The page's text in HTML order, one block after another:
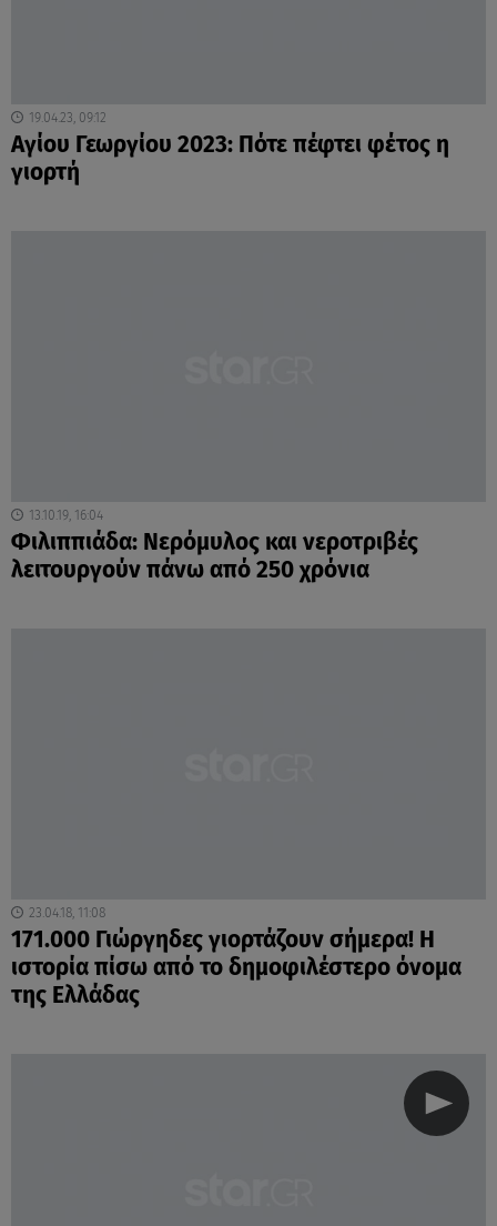
19.04.23, 09:12
Αγίου Γεωργίου 2023: Πότε πέφτει φέτος η
γιορτή
13.10.19, 16:04
Φιλιππιάδα: Νερόμυλος και νεροτριβές
λειτουργούν πάνω από 250 χρόνια
23.04.18, 11:08
171.000 Γιώργηδες γιορτάζουν σήμερα! Η
ιστορία πίσω από το δημοφιλέστερο όνομα
της Ελλάδας